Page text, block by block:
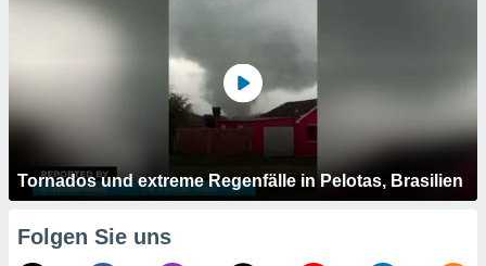
Tornados und extreme Regenfälle in Pelotas, Brasilien
Folgen Sie uns